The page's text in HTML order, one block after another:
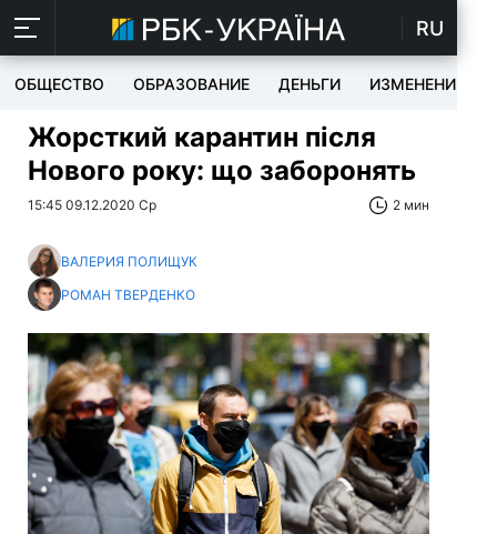
RU
ОБЩЕСТВО ОБРАЗОВАНИЕ ДЕНЬГИ ИЗМЕНЕНИЯ
Жорсткий карантин після
Нового року: що заборонять
15:45 09.12.2020 Ср 2 мин
ВАЛЕРИЯ ПОЛИЩУК
РОМАН ТВЕРДЕНКО